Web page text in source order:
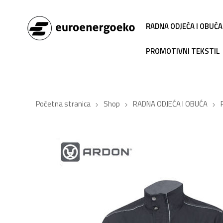
RADNA ODJEĆA I OBUĆA
PROMOTIVNI TEKSTIL
Početna stranica Shop RADNA ODJEĆA I OBUĆA